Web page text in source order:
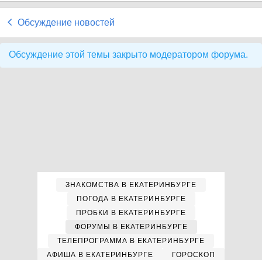
Обсуждение новостей
Обсуждение этой темы закрыто модератором форума.
ЗНАКОМСТВА В ЕКАТЕРИНБУРГЕ
ПОГОДА В ЕКАТЕРИНБУРГЕ
ПРОБКИ В ЕКАТЕРИНБУРГЕ
ФОРУМЫ В ЕКАТЕРИНБУРГЕ
ТЕЛЕПРОГРАММА В ЕКАТЕРИНБУРГЕ
АФИША В ЕКАТЕРИНБУРГЕ
ГОРОСКОП